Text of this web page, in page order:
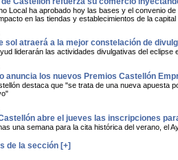
Local ha aprobado hoy las bases y el convenio
en las tiendas y establecimientos de la capital
sol atraerá a la mejor constelación de
liderarán las actividades divulgativas del eclipse
anuncia los nuevos Premios Castellón
destaca que "se trata de una nueva apuesta
abre el jueves las inscripciones
una semana para la cita histórica del verano, el
de la sección [+]